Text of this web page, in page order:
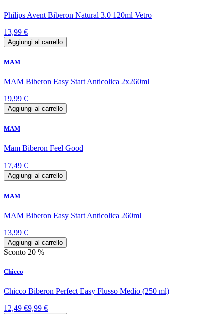
Philips Avent Biberon Natural 3.0 120ml Vetro
13,99 €
Aggiungi al carrello
MAM
MAM Biberon Easy Start Anticolica 2x260ml
19,99 €
Aggiungi al carrello
MAM
Mam Biberon Feel Good
17,49 €
Aggiungi al carrello
MAM
MAM Biberon Easy Start Anticolica 260ml
13,99 €
Aggiungi al carrello
Sconto 20 %
Chicco
Chicco Biberon Perfect Easy Flusso Medio (250 ml)
12,49 €9,99 €